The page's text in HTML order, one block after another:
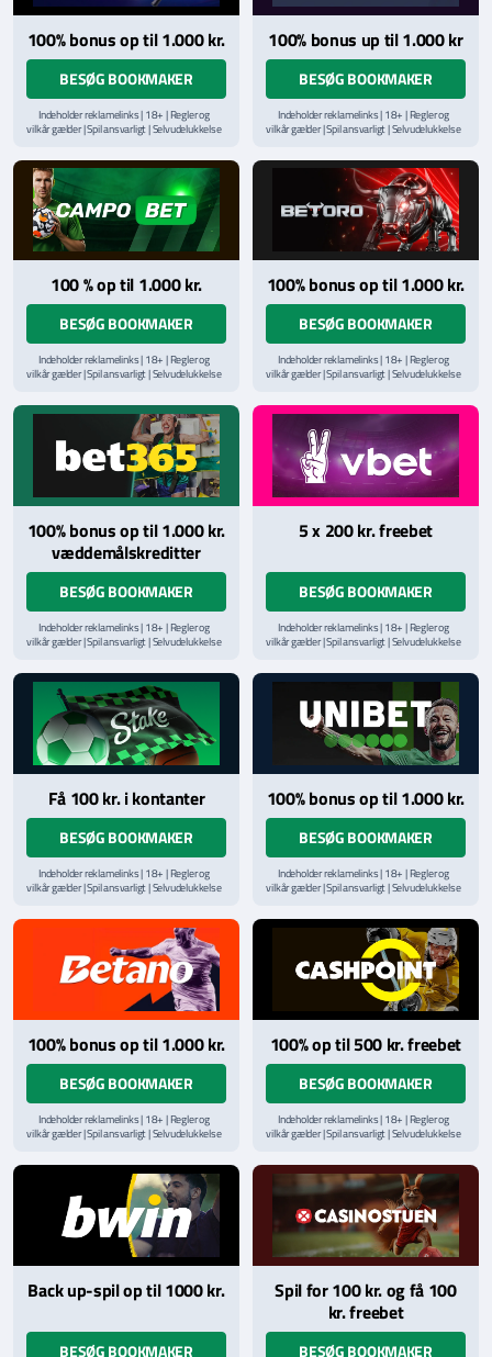
100% bonus op til 1.000 kr.
BESØG BOOKMAKER
Indeholder reklamelinks | 18+ | Regler og
vilkår gælder | Spil ansvarligt | Selvudelukkelse
hjælpelinje påStopSpillet.dk
Læs vilkår og betingelserher
100% bonus up til 1.000 kr
BESØG BOOKMAKER
Indeholder reklamelinks | 18+ | Regler og
vilkår gælder | Spil ansvarligt | Selvudelukkelse
hjælpelinje påStopSpillet.dk
Læs vilkår og betingelserher
100 % op til 1.000 kr.
BESØG BOOKMAKER
Indeholder reklamelinks | 18+ | Regler og
vilkår gælder | Spil ansvarligt | Selvudelukkelse
hjælpelinje påStopSpillet.dk
Læs vilkår og betingelserher
100% bonus op til 1.000 kr.
BESØG BOOKMAKER
Indeholder reklamelinks | 18+ | Regler og
vilkår gælder | Spil ansvarligt | Selvudelukkelse
hjælpelinje påStopSpillet.dk
Læs vilkår og betingelserher
100% bonus op til 1.000 kr.
væddemålskreditter
BESØG BOOKMAKER
Indeholder reklamelinks | 18+ | Regler og
vilkår gælder | Spil ansvarligt | Selvudelukkelse
hjælpelinje påStopSpillet.dk
5 x 200 kr. freebet
BESØG BOOKMAKER
Indeholder reklamelinks | 18+ | Regler og
vilkår gælder | Spil ansvarligt | Selvudelukkelse
hjælpelinje påStopSpillet.dk
Læs vilkår og betingelserher
Få 100 kr. i kontanter
BESØG BOOKMAKER
Indeholder reklamelinks | 18+ | Regler og
vilkår gælder | Spil ansvarligt | Selvudelukkelse
hjælpelinje påStopSpillet.dk
her
100% bonus op til 1.000 kr.
BESØG BOOKMAKER
Indeholder reklamelinks | 18+ | Regler og
vilkår gælder | Spil ansvarligt | Selvudelukkelse
hjælpelinje påStopSpillet.dk
Læs vilkår og betingelserher
100% bonus op til 1.000 kr.
BESØG BOOKMAKER
Indeholder reklamelinks | 18+ | Regler og
vilkår gælder | Spil ansvarligt | Selvudelukkelse
hjælpelinje påStopSpillet.dk
100% op til 500 kr. freebet
BESØG BOOKMAKER
Indeholder reklamelinks | 18+ | Regler og
vilkår gælder | Spil ansvarligt | Selvudelukkelse
hjælpelinje påStopSpillet.dk
Læs vilkår og betingelserher
Back up-spil op til 1000 kr.
BESØG BOOKMAKER
Spil for 100 kr. og få 100
kr. freebet
BESØG BOOKMAKER